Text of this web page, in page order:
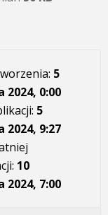
5
2024, 0:00
5
2024, 9:27
10
2024, 7:00